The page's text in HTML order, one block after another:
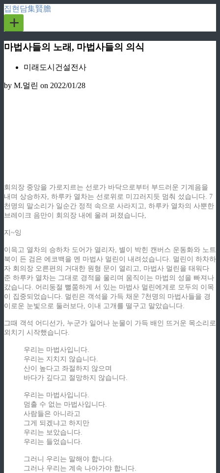
집현담集賢膽
+
마법사들의 노래, 마법사들의 의식
미래도시건설전사
by M.멀린 on 2022/01/28
회의장 중앙을 가로지르는 선로가 바닥으로부터 부드러운 기계음을
내며 상승하자, 하루카 열차는 선로위로 미끄러지듯 멈춰 섰습니다. 7
천명의 말소리가 일순간 정적 속으로 사라지고, 하루카 열차의 사뿐한
브레이크 음만이 회의장 내에 울려 퍼졌습니다,
지~잉
이윽고 열차의 승하차 도어가 열리자, 별이 박힌 캔버스 운동화와 노트
북이 든 검은 에코백을 멘 마법사 멀린이 내려섰습니다. 멀린이 하차하
자 회의장 오른편의 거대한 원형 문이 열리고, 마법사 멀린을 태워다
준 하루카 열차는 그대로 경적을 울리며 움직이는 마법의 성을 빠져나
갔습니다. 어리둥절 뻘쭘하게 서 있는 마법사 멀린에게로 모두의 이목
이 집중되었습니다. 멀린은 객석을 가득 채운 7천명의 마법사들을 경
이로운 눈빛으로 둘러보다, 이내 고개를 떨구고 말았습니다.
그때 객석 어디선가, 누군가 일어나 눈물이 가득 배인 뜨거운 목소리로
외치기 시작했습니다.
우리는 마법사입니다.
우리는 지치지 않습니다.
산이 높다고 좌절하지 않으며
바다가 깊다고 절망하지 않습니다.
우리는 마법사입니다.
멈출 수 없는 마법사입니다.
사람들은 아니라고
그게 되겠냐고 하지만
우리는 보았습니다.
우리는 들었습니다.
그러니 우리는 말해야 합니다.
그러나 우리는 계속 나아가야 합니다.